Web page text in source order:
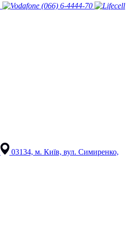
(066) 6-4444-70
03134, м. Київ, вул. Симиренко,